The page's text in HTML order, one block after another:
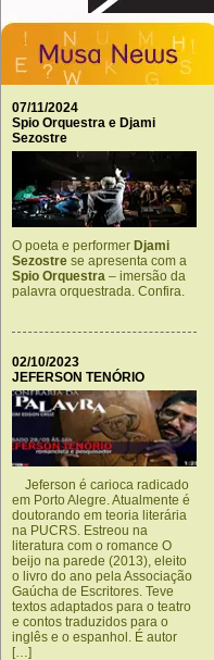
07/11/2024
Spio Orquestra e Djami
Sezostre
O poeta e performer Djami
Sezostre se apresenta com a
Spio Orquestra – imersão da
palavra orquestrada. Confira.
02/10/2023
JEFERSON TENÓRIO
Jeferson é carioca radicado
em Porto Alegre. Atualmente é
doutorando em teoria literária
na PUCRS. Estreou na
literatura com o romance O
beijo na parede (2013), eleito
o livro do ano pela Associação
Gaúcha de Escritores. Teve
textos adaptados para o teatro
e contos traduzidos para o
inglês e o espanhol. É autor
[…]